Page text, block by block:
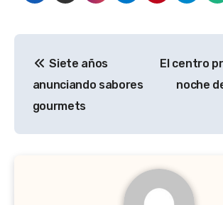
de
entradas
Siete años
anunciando sabores
gourmets
El centro
noche